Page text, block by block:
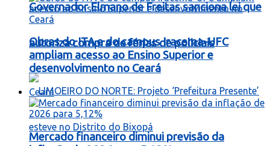
Governador Elmano de Freitas sanciona lei que
autoriza compra de férias de policiais
Obras do ITA e do campus Iracema-UFC
ampliam acesso ao Ensino Superior e
desenvolvimento no Ceará
Ceará
Mercado financeiro diminui previsão da